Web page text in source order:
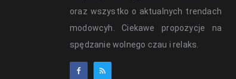
oraz wszystko o aktualnych trendach
modowcyh. Ciekawe propozycje na
spędzanie wolnego czau i relaks.